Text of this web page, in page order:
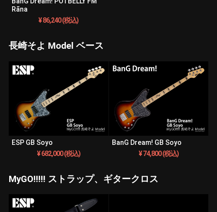
Rāna
¥ 86,240 (税込)
長崎そよ Model ベース
ESP GB Soyo
¥ 682,000 (税込)
BanG Dream! GB Soyo
¥ 74,800 (税込)
MyGO!!!!! ストラップ、ギタークロス